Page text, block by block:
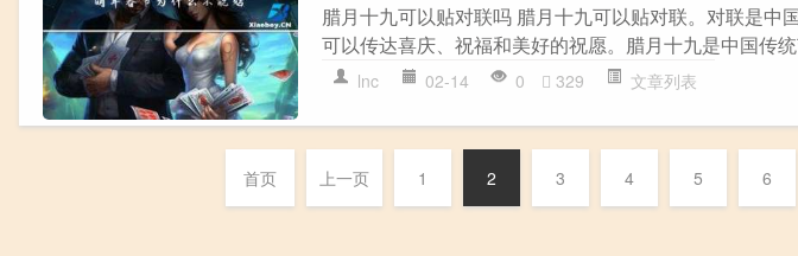
腊月十九可以贴对联吗 腊月十九可以贴对联。对联是中
可以传达喜庆、祝福和美好的祝愿。腊月十九是中国传
lnc 02-14 0 329 文章列表
首页 上一页 1 2 3 4 5 6